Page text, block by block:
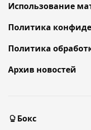
Использование
Политика
Политика
Архив новостей
Бокс